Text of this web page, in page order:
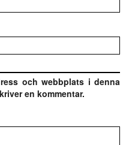
och webbplats i denna
en kommentar.